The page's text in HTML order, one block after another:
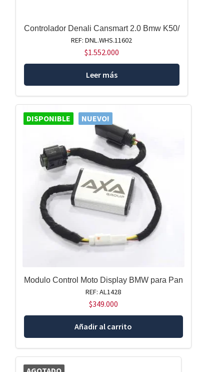
Controlador Denali Cansmart 2.0 Bmw K50/
REF: DNL.WHS.11602
$1.552.000
Leer más
DISPONIBLE NUEVO!
Modulo Control Moto Display BMW para Pan
REF: AL1428
$349.000
Añadir al carrito